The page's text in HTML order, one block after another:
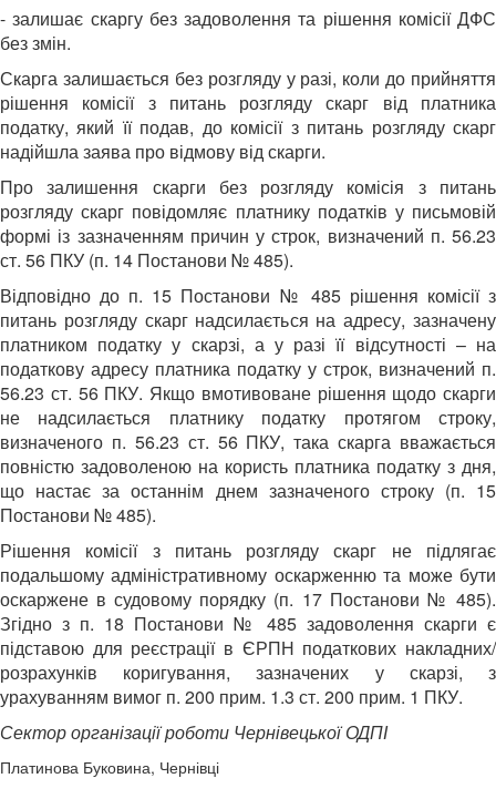
- залишає скаргу без задоволення та рішення комісії ДФС
без змін.
Скарга залишається без розгляду у разі, коли до прийняття
рішення комісії з питань розгляду скарг від платника
податку, який її подав, до комісії з питань розгляду скарг
надійшла заява про відмову від скарги.
Про залишення скарги без розгляду комісія з питань
розгляду скарг повідомляє платнику податків у письмовій
формі із зазначенням причин у строк, визначений п. 56.23
ст. 56 ПКУ (п. 14 Постанови № 485).
Відповідно до п. 15 Постанови № 485 рішення комісії з
питань розгляду скарг надсилається на адресу, зазначену
платником податку у скарзі, а у разі її відсутності – на
податкову адресу платника податку у строк, визначений п.
56.23 ст. 56 ПКУ. Якщо вмотивоване рішення щодо скарги
не надсилається платнику податку протягом строку,
визначеного п. 56.23 ст. 56 ПКУ, така скарга вважається
повністю задоволеною на користь платника податку з дня,
що настає за останнім днем зазначеного строку (п. 15
Постанови № 485).
Рішення комісії з питань розгляду скарг не підлягає
подальшому адміністративному оскарженню та може бути
оскаржене в судовому порядку (п. 17 Постанови № 485).
Згідно з п. 18 Постанови № 485 задоволення скарги є
підставою для реєстрації в ЄРПН податкових накладних/
розрахунків коригування, зазначених у скарзі, з
урахуванням вимог п. 200 прим. 1.3 ст. 200 прим. 1 ПКУ.
Сектор організації роботи Чернівецької ОДПІ
Платинова Буковина, Чернівці